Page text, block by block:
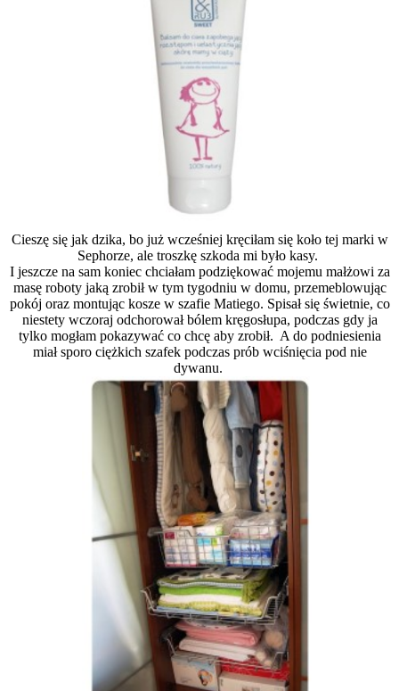
Cieszę się jak dzika, bo już wcześniej kręciłam się koło tej marki w
Sephorze, ale troszkę szkoda mi było kasy.
I jeszcze na sam koniec chciałam podziękować mojemu małżowi za
masę roboty jaką zrobił w tym tygodniu w domu, przemeblowując
pokój oraz montując kosze w szafie Matiego. Spisał się świetnie, co
niestety wczoraj odchorował bólem kręgosłupa, podczas gdy ja
tylko mogłam pokazywać co chcę aby zrobił. A do podniesienia
miał sporo ciężkich szafek podczas prób wciśnięcia pod nie
dywanu.